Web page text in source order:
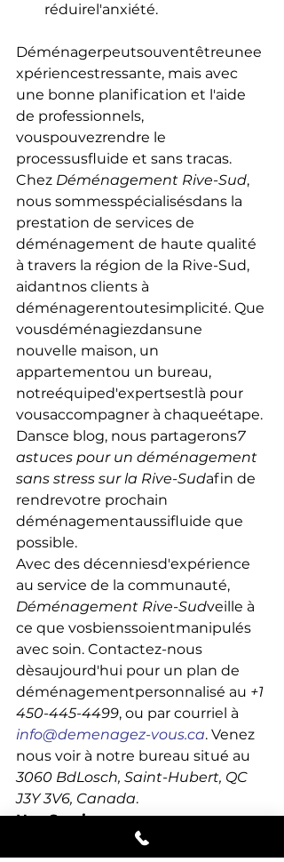
réduirel'anxiété.
Déménagerpeutsouventêtreunee
xpériencestressante, mais avec
une bonne planification et l'aide
de professionnels,
vouspouvezrendre le
processusfluide et sans tracas.
Chez Déménagement Rive-Sud,
nous sommesspécialisésdans la
prestation de services de
déménagement de haute qualité
à travers la région de la Rive-Sud,
aidantnos clients à
déménagerentoutesimplicité. Que
vousdéménagiezdansune
nouvelle maison, un
appartementou un bureau,
notreéquiped'expertsestlà pour
vousaccompagner à chaqueétape.
Dansce blog, nous partagerons7
astuces pour un déménagement
sans stress sur la Rive-Sudafin de
rendrevotre prochain
déménagementaussifluide que
possible.
Avec des décenniesd'expérience
au service de la communauté,
Déménagement Rive-Sudveille à
ce que vosbienssoientmanipulés
avec soin. Contactez-nous
dèsaujourd'hui pour un plan de
déménagementpersonnalisé au +1
450-445-4499, ou par courriel à
info@demenagez-vous.ca. Venez
nous voir à notre bureau situé au
3060 BdLosch, Saint-Hubert, QC
J3Y 3V6, Canada.
Nos Services
Déménagement Rive-Sud